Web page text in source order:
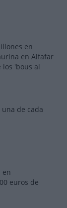
en
en Alfafar
'bous al
de cada
en
euros de